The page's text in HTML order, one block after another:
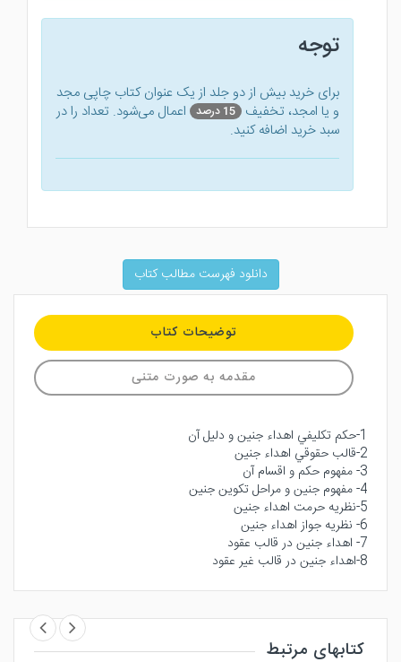
توجه
برای خرید بیش از دو جلد از یک عنوان کتاب‌ چاپی مجد
و یا امجد، تخفیف 15 درصد
اعمال می‌شود. تعداد را در
سبد خرید اضافه کنید.
دانلود فهرست مطالب کتاب
توضیحات کتاب
مقدمه به صورت متنی
1-حكم تكليفي اهداء جنين و دليل آن
2-قالب حقوقي اهداء جنين
3- مفهوم حكم و اقسام آن
4- مفهوم جنين و مراحل تكوين جنين
5-نظريه حرمت اهداء جنين
6- نظريه جواز اهداء جنين
7- اهداء جنين در قالب عقود
8-اهداء جنين در قالب غير عقود
کتابهای مرتبط